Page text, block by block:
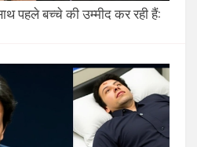
पहले बच्चे की उम्मीद कर रही हैं: